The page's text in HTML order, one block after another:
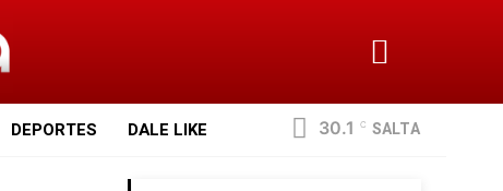
DEPORTES DALE LIKE 30.1 C SALTA